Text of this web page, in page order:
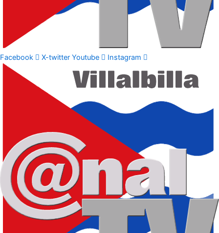
Facebook X-twitter Youtube Instagram